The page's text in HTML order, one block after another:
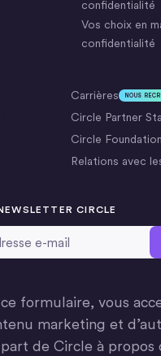
Carrières NOUS
Circle Partner
Circle Foundation
Relations avec
confidentialité
Vos choix en
confidentialité
CIRCLE
*
formulaire, vous
marketing et
de Circle à propos